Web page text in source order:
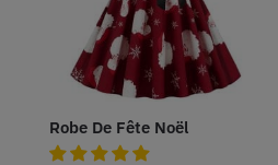
Robe De Fête Noël